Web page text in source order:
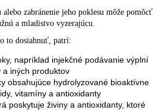
zabránenie jeho poklesu môže pomôcť
a mladistvo vyzerajúcu.
to dosiahnuť, patrí:
napríklad injekčné podávanie výplní
a iných produktov
obsahujúce hydrolyzované bioaktívne
vitamíny a antioxidanty
poskytuje živiny a antioxidanty, ktoré